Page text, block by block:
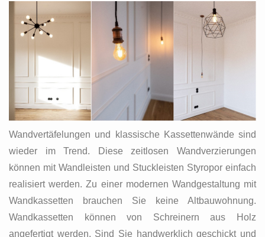
Wandvertäfelungen und klassische Kassettenwände sind
wieder im Trend. Diese zeitlosen Wandverzierungen
können mit Wandleisten und Stuckleisten Styropor einfach
realisiert werden. Zu einer modernen Wandgestaltung mit
Wandkassetten brauchen Sie keine Altbauwohnung.
Wandkassetten können von Schreinern aus Holz
angefertigt werden. Sind Sie handwerklich geschickt und